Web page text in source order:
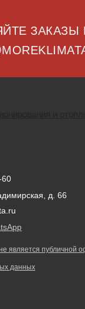
ЗАКАЗЫ
60
д. 66
является публичной
данных